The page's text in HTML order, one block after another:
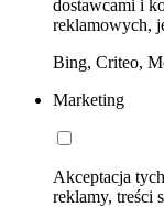
dostawcami i
reklamowych,
Bing, Criteo,
Marketing
Akceptacja
reklamy, treści